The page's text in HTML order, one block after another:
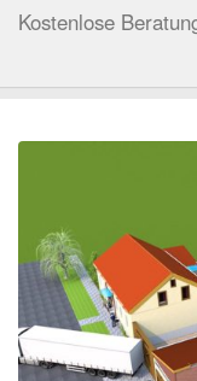
Kostenlose